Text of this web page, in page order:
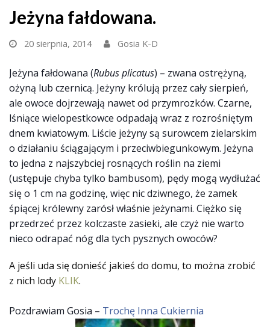
Jeżyna fałdowana.
20 sierpnia, 2014 Gosia K-D
Jeżyna fałdowana (Rubus plicatus) – zwana ostrężyną,
ożyną lub czernicą. Jeżyny królują przez cały sierpień,
ale owoce dojrzewają nawet od przymrozków. Czarne,
lśniące wielopestkowce odpadają wraz z rozrośniętym
dnem kwiatowym. Liście jeżyny są surowcem zielarskim
o działaniu ściągającym i przeciwbiegunkowym. Jeżyna
to jedna z najszybciej rosnących roślin na ziemi
(ustępuje chyba tylko bambusom), pędy mogą wydłużać
się o 1 cm na godzinę, więc nic dziwnego, że zamek
śpiącej królewny zarósł właśnie jeżynami. Ciężko się
przedrzeć przez kolczaste zasieki, ale czyż nie warto
nieco odrapać nóg dla tych pysznych owoców?
A jeśli uda się donieść jakieś do domu, to można zrobić
z nich lody KLIK.
Pozdrawiam Gosia – Trochę Inna Cukiernia